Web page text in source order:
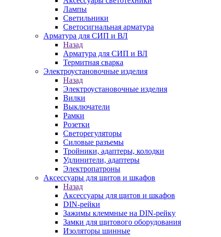
Лампы
Светильники
Светосигнальная арматура
Арматура для СИП и ВЛ
Назад
Арматура для СИП и ВЛ
Термитная сварка
Электроустановочные изделия
Назад
Электроустановочные изделия
Вилки
Выключатели
Рамки
Розетки
Светорегуляторы
Силовые разъемы
Тройники, адаптеры, колодки
Удлинители, адаптеры
Электропатроны
Аксессуары для щитов и шкафов
Назад
Аксессуары для щитов и шкафов
DIN-рейки
Зажимы клеммные на DIN-рейку
Замки для щитового оборудования
Изоляторы шинные